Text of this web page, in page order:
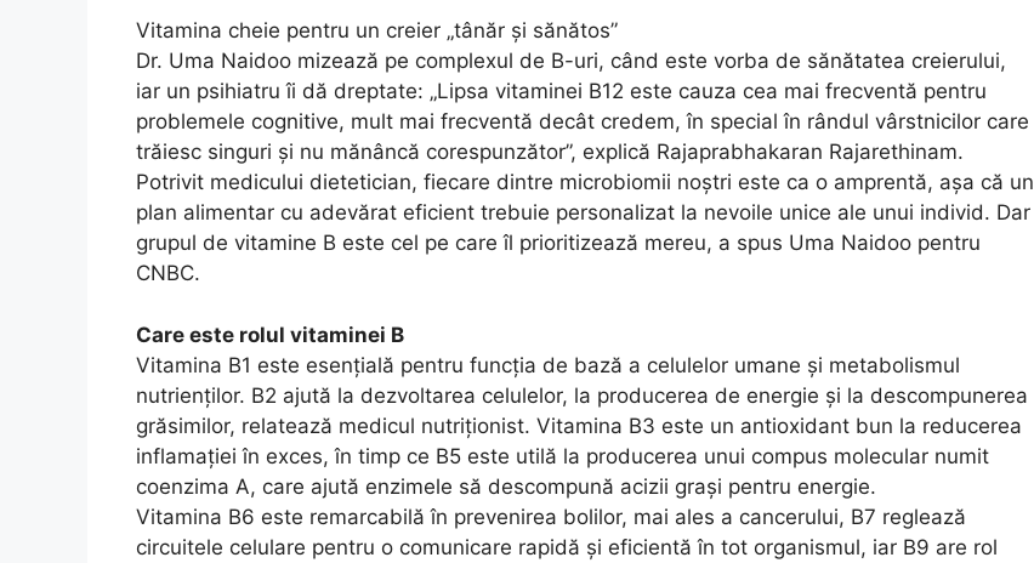
Vitamina cheie pentru un creier „tânăr și sănătos”
Dr. Uma Naidoo mizează pe complexul de B-uri, când este vorba de sănătatea creierului,
iar un psihiatru îi dă dreptate: „Lipsa vitaminei B12 este cauza cea mai frecventă pentru
problemele cognitive, mult mai frecventă decât credem, în special în rândul vârstnicilor care
trăiesc singuri și nu mănâncă corespunzător”, explică Rajaprabhakaran Rajarethinam.
Potrivit medicului dietetician, fiecare dintre microbiomii noștri este ca o amprentă, așa că un
plan alimentar cu adevărat eficient trebuie personalizat la nevoile unice ale unui individ. Dar
grupul de vitamine B este cel pe care îl prioritizează mereu, a spus Uma Naidoo pentru
CNBC.
Care este rolul vitaminei B
Vitamina B1 este esențială pentru funcția de bază a celulelor umane și metabolismul
nutrienților. B2 ajută la dezvoltarea celulelor, la producerea de energie și la descompunerea
grăsimilor, relatează medicul nutriționist. Vitamina B3 este un antioxidant bun la reducerea
inflamației în exces, în timp ce B5 este utilă la producerea unui compus molecular numit
coenzima A, care ajută enzimele să descompună acizii grași pentru energie.
Vitamina B6 este remarcabilă în prevenirea bolilor, mai ales a cancerului, B7 reglează
circuitele celulare pentru o comunicare rapidă și eficientă în tot organismul, iar B9 are rol